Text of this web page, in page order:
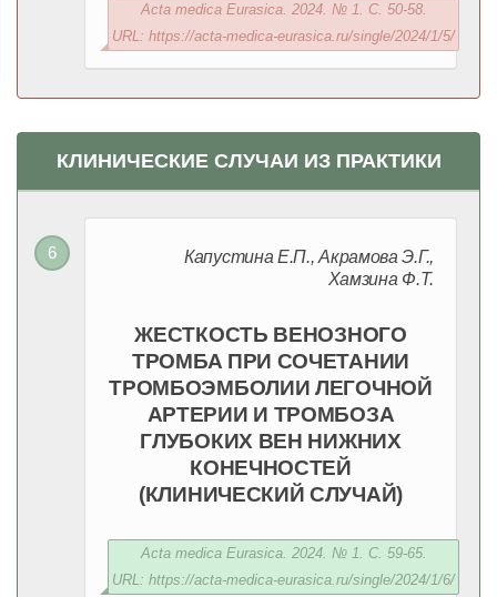
Acta medica Eurasica. 2024. № 1. С. 50-58.
URL: https://acta-medica-eurasica.ru/single/2024/1/5/
КЛИНИЧЕСКИЕ СЛУЧАИ ИЗ ПРАКТИКИ
Капустина Е.П., Акрамова Э.Г.,
Хамзина Ф.Т.
ЖЕСТКОСТЬ ВЕНОЗНОГО
ТРОМБА ПРИ СОЧЕТАНИИ
ТРОМБОЭМБОЛИИ ЛЕГОЧНОЙ
АРТЕРИИ И ТРОМБОЗА
ГЛУБОКИХ ВЕН НИЖНИХ
КОНЕЧНОСТЕЙ
(КЛИНИЧЕСКИЙ СЛУЧАЙ)
Acta medica Eurasica. 2024. № 1. С. 59-65.
URL: https://acta-medica-eurasica.ru/single/2024/1/6/